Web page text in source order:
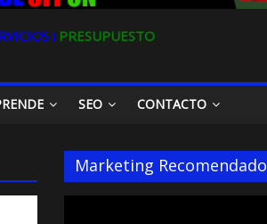
ǀ PRESUPUESTO
SEO CONTACTO
Marketing Recomendado